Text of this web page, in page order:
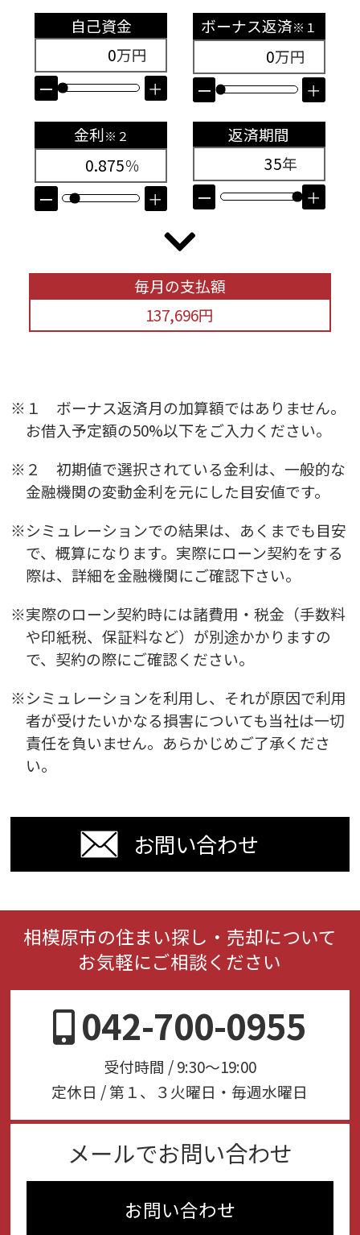
自己資金
万円
ー
＋
ボーナス返済※１
万円
ー
＋
金利※２
％
ー
＋
返済期間
年
ー
＋
毎月の支払額
137,696円
※１ ボーナス返済月の加算額ではありません。
お借入予定額の50%以下をご入力ください。
※２ 初期値で選択されている金利は、一般的な
金融機関の変動金利を元にした目安値です。
※シミュレーションでの結果は、あくまでも目安
で、概算になります。実際にローン契約をする
際は、詳細を金融機関にご確認下さい。
※実際のローン契約時には諸費用・税金（手数料
や印紙税、保証料など）が別途かかりますの
で、契約の際にご確認ください。
※シミュレーションを利用し、それが原因で利用
者が受けたいかなる損害についても当社は一切
責任を負いません。 あらかじめご了承くださ
い。
お問い合わせ
相模原市の住まい探し・売却について
お気軽にご相談ください
042-700-0955
受付時間 / 9:30～19:00
定休日 / 第１、３火曜日・毎週水曜日
メールでお問い合わせ
お問い合わせ